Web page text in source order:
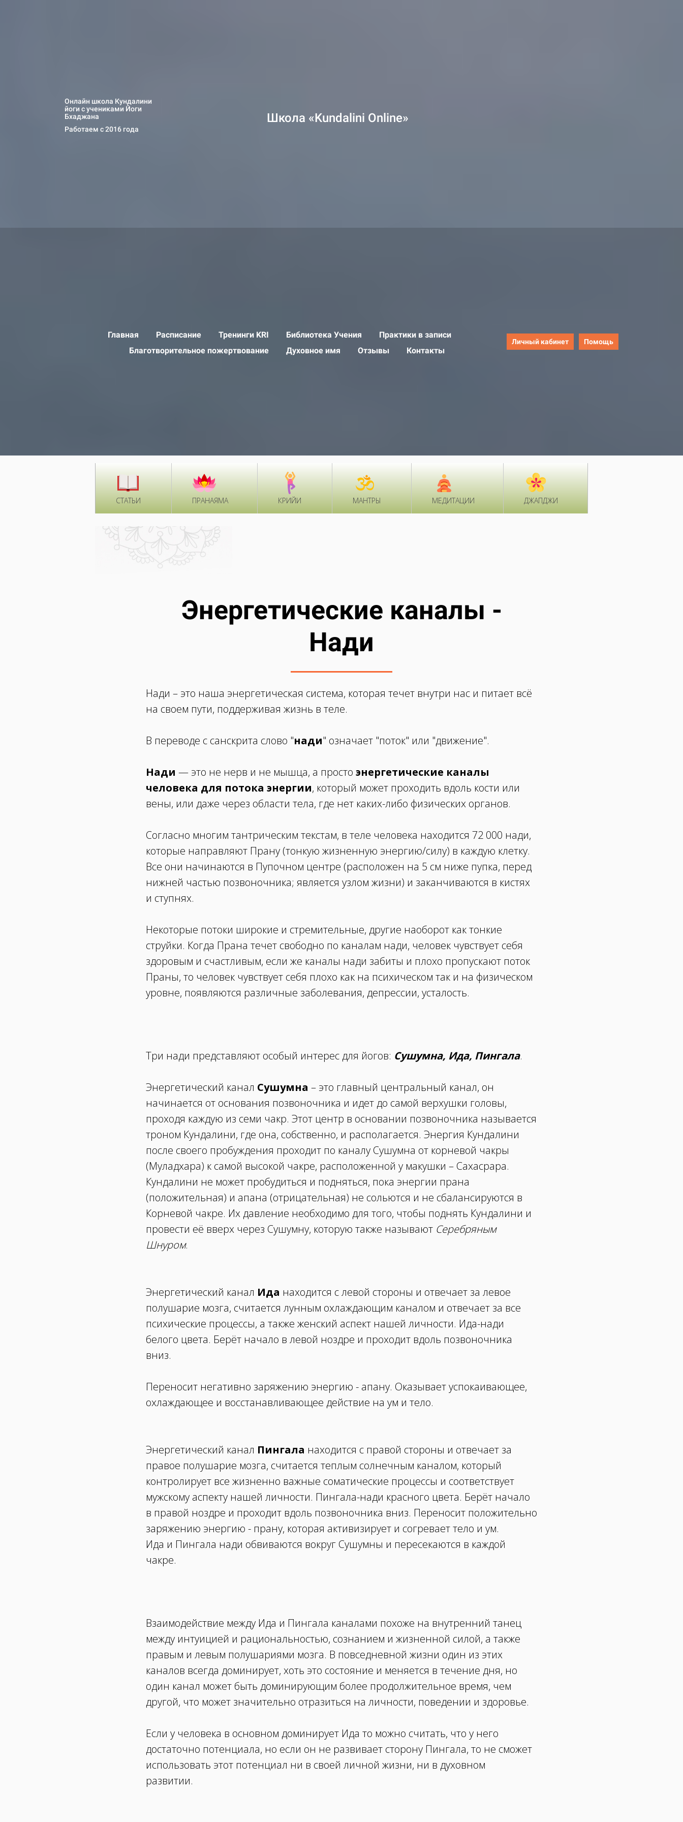
Онлайн школа Кундалини
йоги с учениками Йоги
Бхаджана
Работаем с 2016 года
Школа «Kundalini Online»
Главная Расписание Тренинги KRI Библиотека Учения
Практики в записи
Благотворительное пожертвование
Духовное имя Отзывы Контакты
Личный кабинет Помощь
СТАТЬИ ПРАНАЯМА КРИЙИ МАНТРЫ МЕДИТАЦИИ ДЖАПДЖИ
Энергетические каналы -
Нади
Нади – это наша энергетическая система, которая течет внутри нас и питает всё
на своем пути, поддерживая жизнь в теле.
В переводе с санскрита слово "нади" означает "поток" или "движение".
Нади — это не нерв и не мышца, а просто энергетические каналы
человека для потока энергии, который может проходить вдоль кости или
вены, или даже через области тела, где нет каких-либо физических органов.
Согласно многим тантрическим текстам, в теле человека находится 72 000 нади,
которые направляют Прану (тонкую жизненную энергию/силу) в каждую клетку.
Все они начинаются в Пупочном центре (расположен на 5 см ниже пупка, перед
нижней частью позвоночника; является узлом жизни) и заканчиваются в кистях
и ступнях.
Некоторые потоки широкие и стремительные, другие наоборот как тонкие
струйки. Когда Прана течет свободно по каналам нади, человек чувствует себя
здоровым и счастливым, если же каналы нади забиты и плохо пропускают поток
Праны, то человек чувствует себя плохо как на психическом так и на физическом
уровне, появляются различные заболевания, депрессии, усталость.
Три нади представляют особый интерес для йогов: Сушумна, Ида, Пингала.
Энергетический канал Сушумна – это главный центральный канал, он
начинается от основания позвоночника и идет до самой верхушки головы,
проходя каждую из семи чакр. Этот центр в основании позвоночника называется
троном Кундалини, где она, собственно, и располагается. Энергия Кундалини
после своего пробуждения проходит по каналу Сушумна от корневой чакры
(Муладхара) к самой высокой чакре, расположенной у макушки – Сахасрара.
Кундалини не может пробудиться и подняться, пока энергии прана
(положительная) и апана (отрицательная) не сольются и не сбалансируются в
Корневой чакре. Их давление необходимо для того, чтобы поднять Кундалини и
провести её вверх через Сушумну, которую также называют Серебряным
Шнуром.
Энергетический канал Ида находится с левой стороны и отвечает за левое
полушарие мозга, считается лунным охлаждающим каналом и отвечает за все
психические процессы, а также женский аспект нашей личности. Ида-нади
белого цвета. Берёт начало в левой ноздре и проходит вдоль позвоночника
вниз.
Переносит негативно заряжению энергию - апану. Оказывает успокаивающее,
охлаждающее и восстанавливающее действие на ум и тело.
Энергетический канал Пингала находится с правой стороны и отвечает за
правое полушарие мозга, считается теплым солнечным каналом, который
контролирует все жизненно важные соматические процессы и соответствует
мужскому аспекту нашей личности. Пингала-нади красного цвета. Берёт начало
в правой ноздре и проходит вдоль позвоночника вниз. Переносит положительно
заряжению энергию - прану, которая активизирует и согревает тело и ум.
Ида и Пингала нади обвиваются вокруг Сушумны и пересекаются в каждой
чакре.
Взаимодействие между Ида и Пингала каналами похоже на внутренний танец
между интуицией и рациональностью, сознанием и жизненной силой, а также
правым и левым полушариями мозга. В повседневной жизни один из этих
каналов всегда доминирует, хоть это состояние и меняется в течение дня, но
один канал может быть доминирующим более продолжительное время, чем
другой, что может значительно отразиться на личности, поведении и здоровье.
Если у человека в основном доминирует Ида то можно считать, что у него
достаточно потенциала, но если он не развивает сторону Пингала, то не сможет
использовать этот потенциал ни в своей личной жизни, ни в духовном
развитии.